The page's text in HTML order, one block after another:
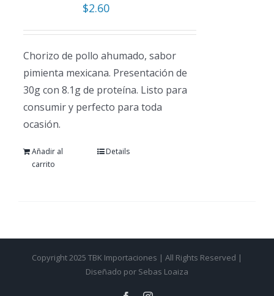
$2.60
Chorizo de pollo ahumado, sabor
pimienta mexicana. Presentación de
30g con 8.1g de proteína. Listo para
consumir y perfecto para toda
ocasión.
Añadir al
carrito
Details
Copyright 2025 TBK Importaciones | All Rights Reserved |
Diseñado por Sebas Loaiza